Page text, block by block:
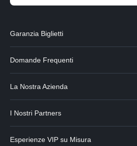
Garanzia Biglietti
Domande Frequenti
La Nostra Azienda
I Nostri Partners
Esperienze VIP su Misura